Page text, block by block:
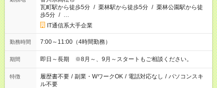
瓦町駅から徒歩5分 / 栗林駅から徒歩5分 / 栗林公園駅から徒
歩5分 / …
IT通信系大手企業
勤務時間 7:00～11:00（4時間勤務）
期間 即日～長期 ※8月～、9月～スタートもご相談ください。
特徴 履歴書不要 / 副業・WワークOK / 電話対応なし / パソコンスキ
ル不要